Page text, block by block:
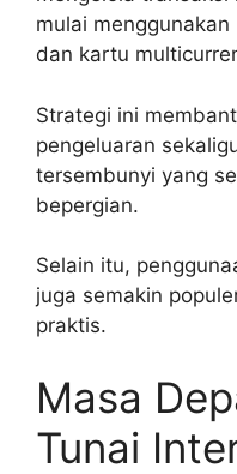
mulai
dan kartu
Strategi ini
pengeluaran
tersembunyi yang
bepergian.
Selain itu,
juga semakin
praktis.
Masa
Tunai